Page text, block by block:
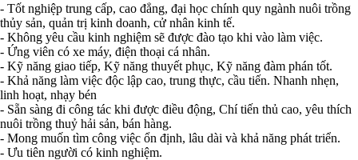
- Tốt nghiệp trung cấp, cao đẳng, đại học chính quy ngành nuôi trồng
thủy sản, quản trị kinh doanh, cử nhân kinh tế.
- Không yêu cầu kinh nghiệm sẽ được đào tạo khi vào làm việc.
- Ứng viên có xe máy, điện thoại cá nhân.
- Kỹ năng giao tiếp, Kỹ năng thuyết phục, Kỹ năng đàm phán tốt.
- Khả năng làm việc độc lập cao, trung thực, cầu tiến. Nhanh nhẹn,
linh hoạt, nhạy bén
- Sẵn sàng đi công tác khi được điều động, Chí tiến thủ cao, yêu thích
nuôi trồng thuỷ hải sản, bán hàng.
- Mong muốn tìm công việc ổn định, lâu dài và khả năng phát triển.
- Ưu tiên người có kinh nghiệm.